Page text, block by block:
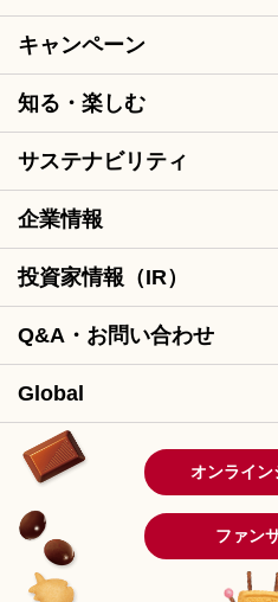
キャンペーン
知る・楽しむ
サステナビリティ
企業情報
投資家情報（IR）
Q&A・お問い合わせ
Global
オンライン
ファン